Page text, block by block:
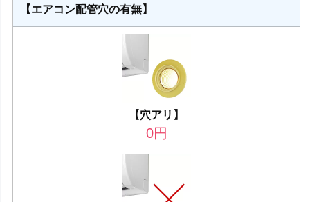
【エアコン配管穴の有無】
【穴アリ】
0円